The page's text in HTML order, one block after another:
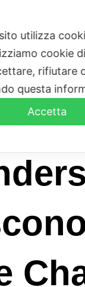
utilizza
cookie
rifiutare
questa
Accetta